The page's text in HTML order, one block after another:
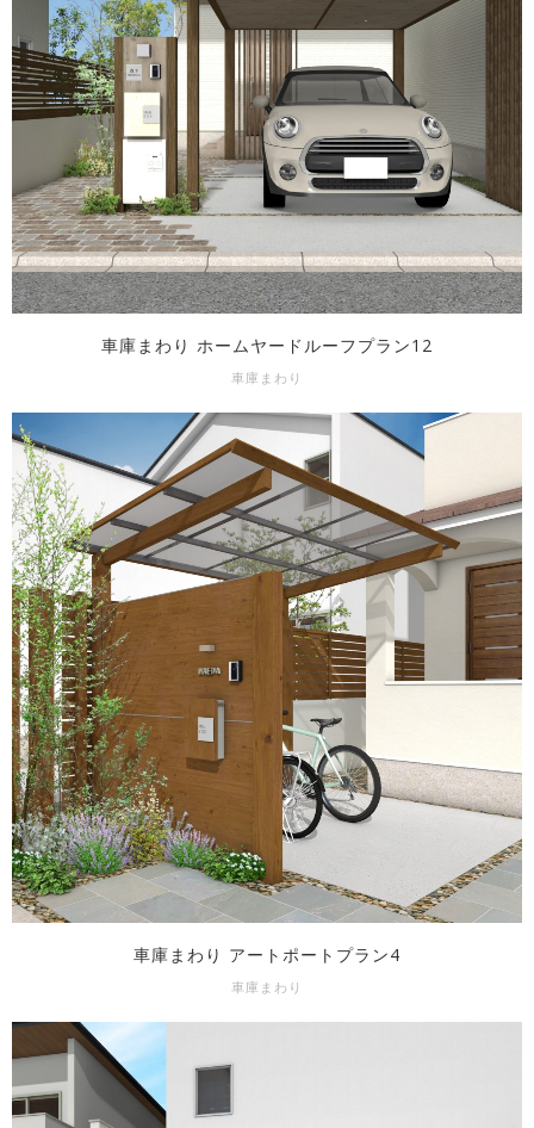
車庫まわり ホームヤードルーフプラン12
車庫まわり
車庫まわり アートポートプラン4
車庫まわり